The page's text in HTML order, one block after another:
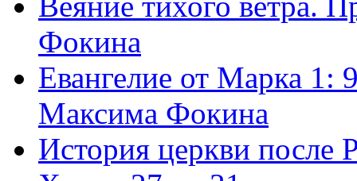
Фокина
Евангелие от Марка 1:
Максима Фокина
История церкви